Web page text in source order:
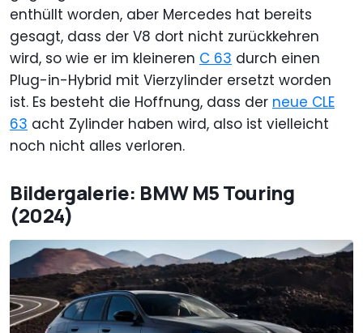
enthüllt worden, aber Mercedes hat bereits
gesagt, dass der V8 dort nicht zurückkehren
wird, so wie er im kleineren C 63 durch einen
Plug-in-Hybrid mit Vierzylinder ersetzt worden
ist. Es besteht die Hoffnung, dass der neue CLE
63 acht Zylinder haben wird, also ist vielleicht
noch nicht alles verloren.
Bildergalerie: BMW M5 Touring
(2024)